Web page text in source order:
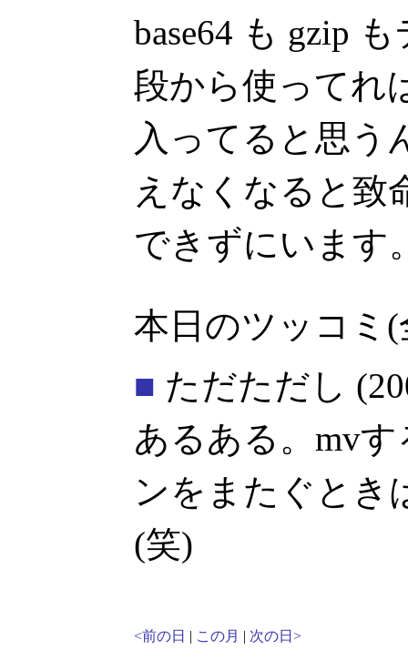
base64 も gzip
段から使ってれ
入ってると思う
えなくなると致
できずにいます
本日のツッコミ(
■ ただただし
あるある。mv
ンをまたぐとき
(笑)
<前の日 | この月 | 次の日>